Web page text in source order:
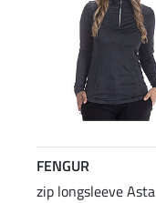
FENGUR
zip longsleeve Asta